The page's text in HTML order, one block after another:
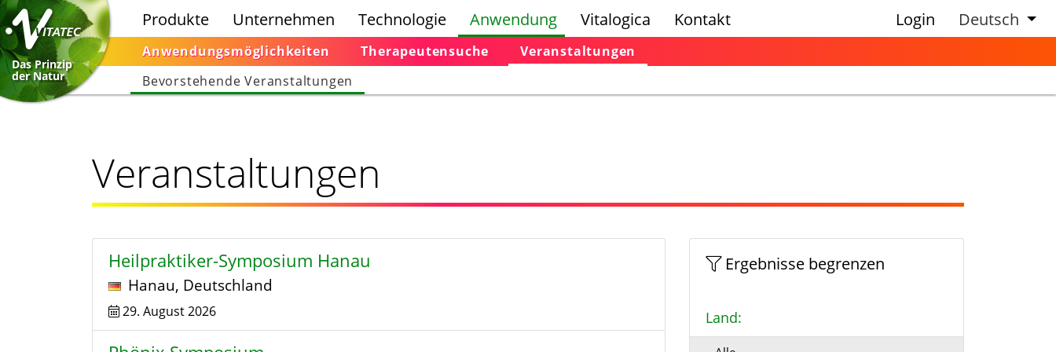
Das Prinzip
der Natur
Produkte Unternehmen Technologie Anwendung
Anwendungsmöglichkeiten Therapeutensuche
Veranstaltungen
Bevorstehende Veranstaltungen
Vitalogica Kontakt Login Deutsch
Veranstaltungen
Heilpraktiker-Symposium Hanau
Hanau, Deutschland
29. August 2026
Ergebnisse begrenzen
Land: